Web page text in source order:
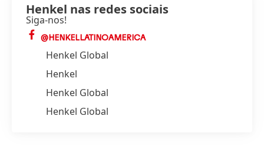
Henkel nas redes sociais
Siga-nos!
@HENKELLATINOAMERICA
Henkel Global
Henkel
Henkel Global
Henkel Global